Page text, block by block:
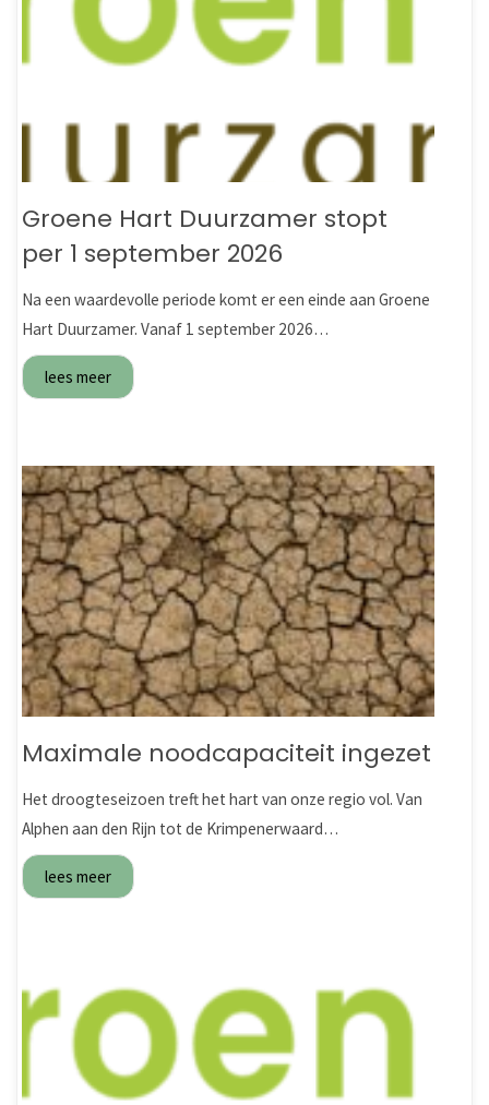
Groene Hart Duurzamer stopt
per 1 september 2026
Na een waardevolle periode komt er een einde aan Groene
Hart Duurzamer. Vanaf 1 september 2026…
lees meer
Maximale noodcapaciteit ingezet
Het droogteseizoen treft het hart van onze regio vol. Van
Alphen aan den Rijn tot de Krimpenerwaard…
lees meer